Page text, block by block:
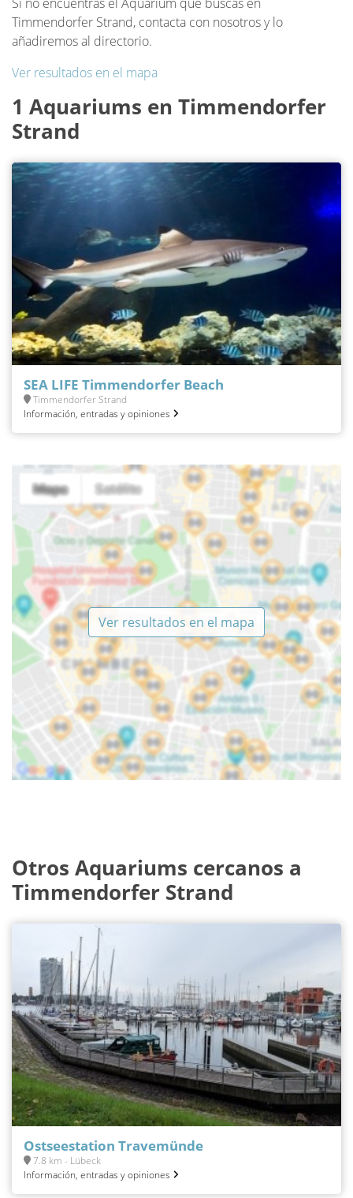
Timmendorfer Strand, contacta con nosotros y lo
añadiremos al directorio.
Ver resultados en el mapa
1 Aquariums en Timmendorfer
Strand
SEA LIFE Timmendorfer Beach
Timmendorfer Strand
Información, entradas y opiniones
Ver resultados en el mapa
Otros Aquariums cercanos a
Timmendorfer Strand
Ostseestation Travemünde
7.8 km - Lübeck
Información, entradas y opiniones